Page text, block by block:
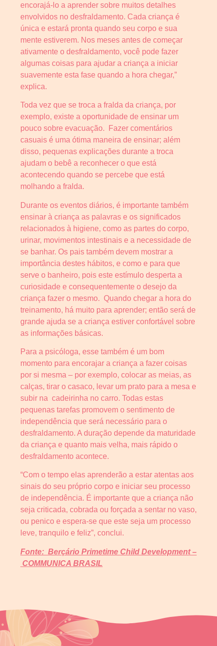
encorajá-lo a aprender sobre muitos detalhes
envolvidos no desfraldamento. Cada criança é
única e estará pronta quando seu corpo e sua
mente estiverem. Nos meses antes de começar
ativamente o desfraldamento, você pode fazer
algumas coisas para ajudar a criança a iniciar
suavemente esta fase quando a hora chegar,”
explica.
Toda vez que se troca a fralda da criança, por
exemplo, existe a oportunidade de ensinar um
pouco sobre evacuação. Fazer comentários
casuais é uma ótima maneira de ensinar; além
disso, pequenas explicações durante a troca
ajudam o bebê a reconhecer o que está
acontecendo quando se percebe que está
molhando a fralda.
Durante os eventos diários, é importante também
ensinar à criança as palavras e os significados
relacionados à higiene, como as partes do corpo,
urinar, movimentos intestinais e a necessidade de
se banhar. Os pais também devem mostrar a
importância destes hábitos, e como e para que
serve o banheiro, pois este estímulo desperta a
curiosidade e consequentemente o desejo da
criança fazer o mesmo. Quando chegar a hora do
treinamento, há muito para aprender; então será de
grande ajuda se a criança estiver confortável sobre
as informações básicas.
Para a psicóloga, esse também é um bom
momento para encorajar a criança a fazer coisas
por si mesma – por exemplo, colocar as meias, as
calças, tirar o casaco, levar um prato para a mesa e
subir na cadeirinha no carro. Todas estas
pequenas tarefas promovem o sentimento de
independência que será necessário para o
desfraldamento. A duração depende da maturidade
da criança e quanto mais velha, mais rápido o
desfraldamento acontece.
“Com o tempo elas aprenderão a estar atentas aos
sinais do seu próprio corpo e iniciar seu processo
de independência. É importante que a criança não
seja criticada, cobrada ou forçada a sentar no vaso,
ou penico e espera-se que este seja um processo
leve, tranquilo e feliz”, conclui.
Fonte: Berçário Primetime Child Development –
COMMUNICA BRASIL